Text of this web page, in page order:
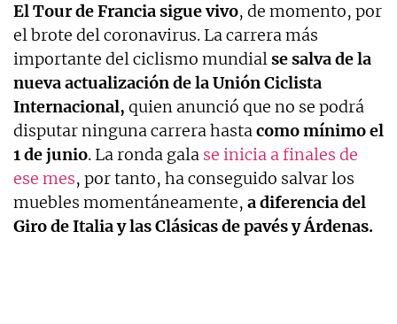
El Tour de Francia sigue vivo, de momento, por
el brote del coronavirus. La carrera más
importante del ciclismo mundialse salva de la
nueva actualización de la Unión Ciclista
Internacional, quien anunció que no se podrá
disputar ninguna carrera hastacomo mínimo el
1 de junio. La ronda gala se inicia a finales de
ese mes, por tanto, ha conseguido salvar los
muebles momentáneamente, a diferencia del
Giro de Italia y las Clásicas de pavés y Árdenas.